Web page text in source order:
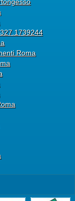
Roma